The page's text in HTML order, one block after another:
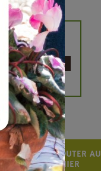
+
AJOUTER AU
PANIER